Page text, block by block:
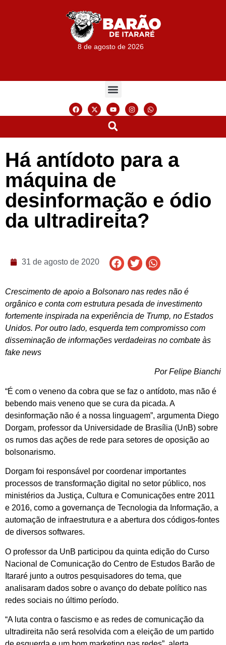
8 de agosto de 2026
Há antídoto para a
máquina de
desinformação e ódio
da ultradireita?
31 de agosto de 2020
Crescimento de apoio a Bolsonaro nas redes não é
orgânico e conta com estrutura pesada de investimento
fortemente inspirada na experiência de Trump, no Estados
Unidos. Por outro lado, esquerda tem compromisso com
disseminação de informações verdadeiras no combate às
fake news
Por Felipe Bianchi
“É com o veneno da cobra que se faz o antídoto, mas não é
bebendo mais veneno que se cura da picada. A
desinformação não é a nossa linguagem”, argumenta Diego
Dorgam, professor da Universidade de Brasília (UnB) sobre
os rumos das ações de rede para setores de oposição ao
bolsonarismo.
Dorgam foi responsável por coordenar importantes
processos de transformação digital no setor público, nos
ministérios da Justiça, Cultura e Comunicações entre 2011
e 2016, como a governança de Tecnologia da Informação, a
automação de infraestrutura e a abertura dos códigos-fontes
de diversos softwares.
O professor da UnB participou da quinta edição do Curso
Nacional de Comunicação do Centro de Estudos Barão de
Itararé junto a outros pesquisadores do tema, que
analisaram dados sobre o avanço do debate político nas
redes sociais no último período.
“A luta contra o fascismo e as redes de comunicação da
ultradireita não será resolvida com a eleição de um partido